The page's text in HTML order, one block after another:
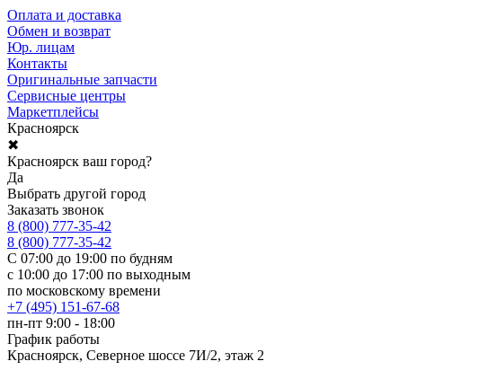
Оплата и доставка
Обмен и возврат
Юр. лицам
Контакты
Оригинальные запчасти
Сервисные центры
Маркетплейсы
Красноярск
✖
Красноярск ваш город?
Да
Выбрать другой город
Заказать звонок
8 (800) 777-35-42
8 (800) 777-35-42
С 07:00 до 19:00 по будням
с 10:00 до 17:00 по выходным
по московскому времени
+7 (495) 151-67-68
пн-пт 9:00 - 18:00
График работы
Красноярск, Северное шоссе 7И/2, этаж 2